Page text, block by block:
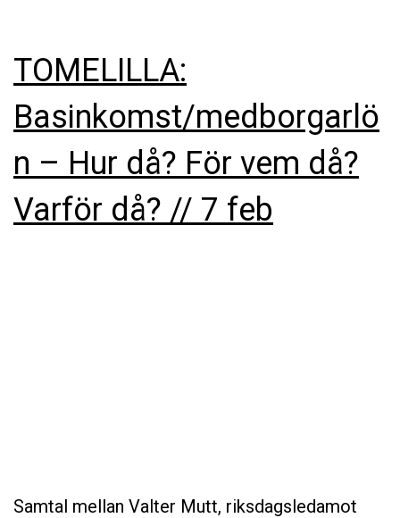
TOMELILLA:
Basinkomst/medborgarlö
n – Hur då? För vem då?
Varför då? // 7 feb
Samtal mellan Valter Mutt, riksdagsledamot